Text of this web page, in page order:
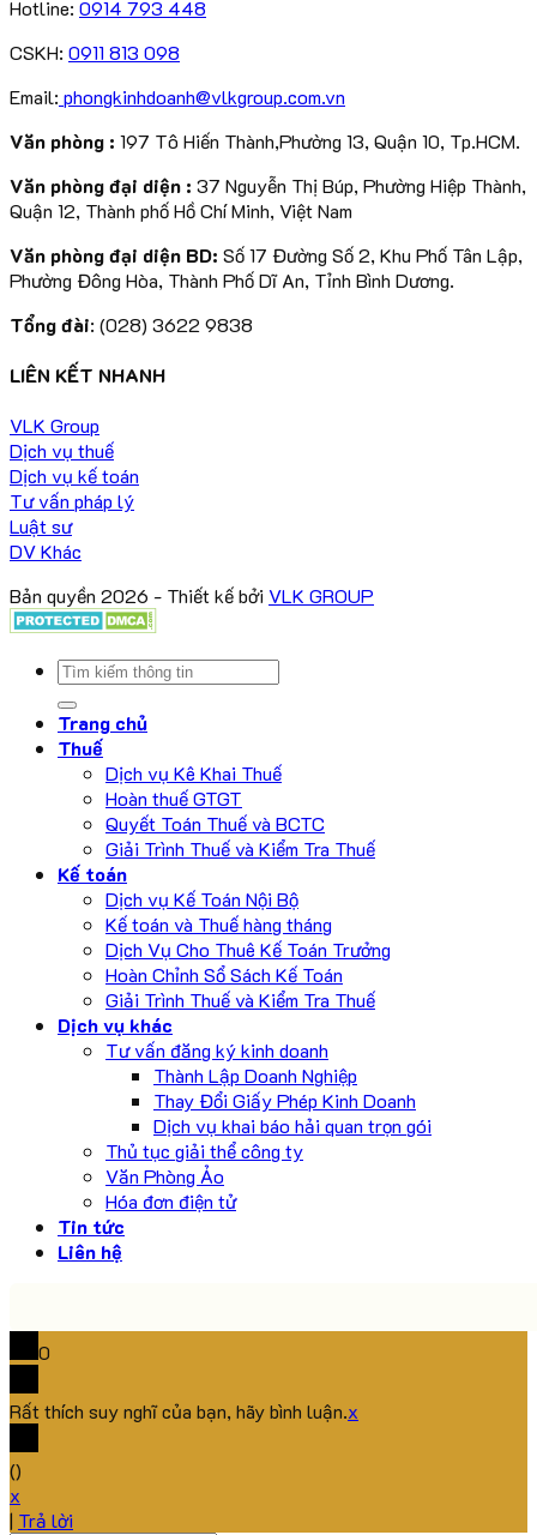
Hotline: 0914 793 448
CSKH: 0911 813 098
Email: phongkinhdoanh@vlkgroup.com.vn
Văn phòng : 197 Tô Hiến Thành,Phường 13, Quận 10, Tp.HCM.
Văn phòng đại diện : 37 Nguyễn Thị Búp, Phường Hiệp Thành,
Quận 12, Thành phố Hồ Chí Minh, Việt Nam
Văn phòng đại diện BD: Số 17 Đường Số 2, Khu Phố Tân Lập,
Phường Đông Hòa, Thành Phố Dĩ An, Tỉnh Bình Dương.
Tổng đài: (028) 3622 9838
LIÊN KẾT NHANH
VLK Group
Dịch vụ thuế
Dịch vụ kế toán
Tư vấn pháp lý
Luật sư
DV Khác
Bản quyền 2026 - Thiết kế bởi VLK GROUP
Trang chủ
Thuế
Dịch vụ Kê Khai Thuế
Hoàn thuế GTGT
Quyết Toán Thuế và BCTC
Giải Trình Thuế và Kiểm Tra Thuế
Kế toán
Dịch vụ Kế Toán Nội Bộ
Kế toán và Thuế hàng tháng
Dịch Vụ Cho Thuê Kế Toán Trưởng
Hoàn Chỉnh Sổ Sách Kế Toán
Giải Trình Thuế và Kiểm Tra Thuế
Dịch vụ khác
Tư vấn đăng ký kinh doanh
Thành Lập Doanh Nghiệp
Thay Đổi Giấy Phép Kinh Doanh
Dịch vụ khai báo hải quan trọn gói
Thủ tục giải thể công ty
Văn Phòng Ảo
Hóa đơn điện tử
Tin tức
Liên hệ
0
Rất thích suy nghĩ của bạn, hãy bình luận.x
()
x
| Trả lời